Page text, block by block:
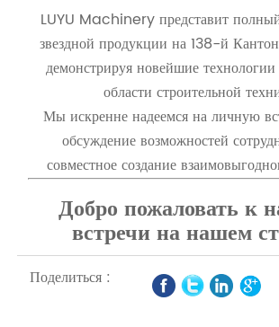
LUYU Machinery представит
звездной продукции на 138-й
демонстрируя новейшие
области строительной
Мы искренне надеемся на личную
обсуждение возможностей
совместное создание
Добро пожаловать к
встречи на нашем
Поделиться :